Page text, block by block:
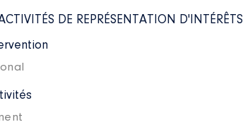
DE REPRÉSENTATION D'INTÉRÊTS